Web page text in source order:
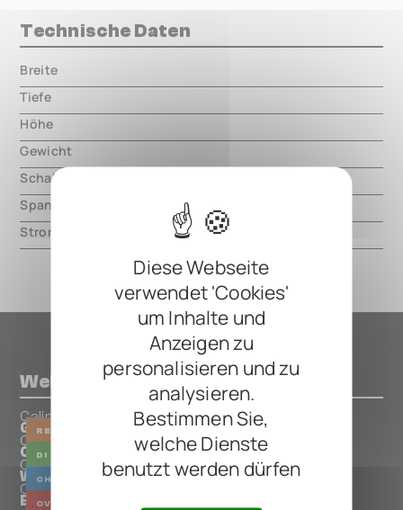
Diese Webseite
verwendet 'Cookies'
um Inhalte und
Anzeigen zu
personalisieren und zu
analysieren.
Bestimmen Sie,
welche Dienste
benutzt werden dürfen
Technische Daten
Breite
Tiefe
Höhe
Gewicht
Schaltungsart
Spannung
Strom
135mA
Weitere Pedals von Caline
REVERB
Caline
G008 Barn Owl Reverb
DI
Caline
CP 64 Direct Route DI Box
CHORUS VIBRATO
Caline
Wave Machine
OVERDRIVE
Caline
Enchanted Tone Highly Prized Overdrive